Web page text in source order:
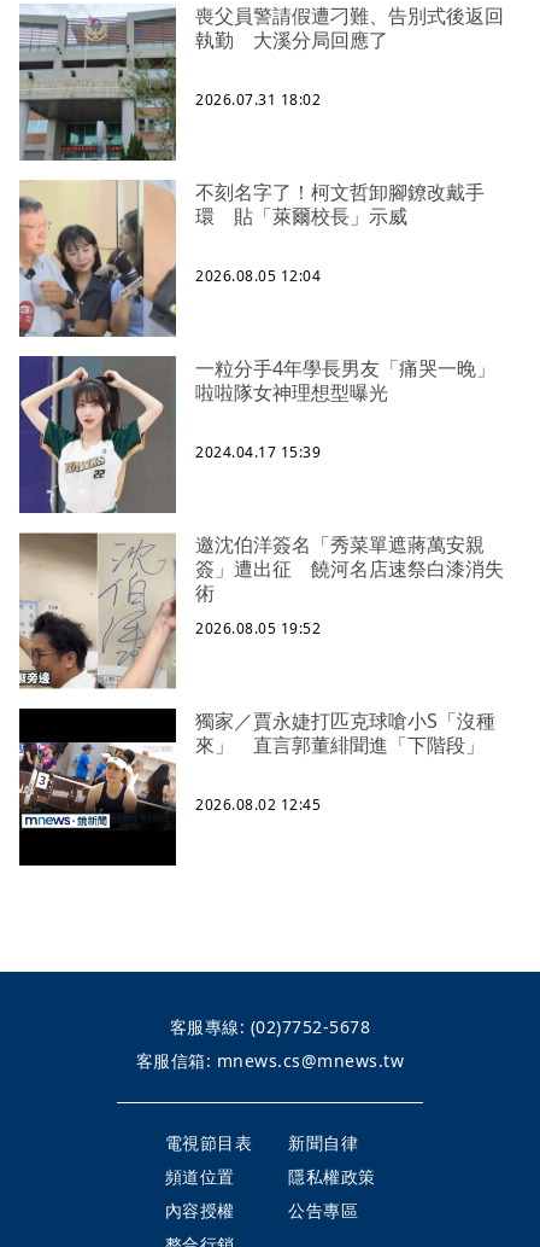
喪父員警請假遭刁難、告別式後返回
執勤 大溪分局回應了
2026.07.31 18:02
不刻名字了！柯文哲卸腳鐐改戴手
環 貼「萊爾校長」示威
2026.08.05 12:04
一粒分手4年學長男友「痛哭一晚」
啦啦隊女神理想型曝光
2024.04.17 15:39
邀沈伯洋簽名「秀菜單遮蔣萬安親
簽」遭出征 饒河名店速祭白漆消失
術
2026.08.05 19:52
獨家／賈永婕打匹克球嗆小S「沒種
來」 直言郭董緋聞進「下階段」
2026.08.02 12:45
客服專線: (02)7752-5678
客服信箱: mnews.cs@mnews.tw
電視節目表
新聞自律
頻道位置
隱私權政策
內容授權
公告專區